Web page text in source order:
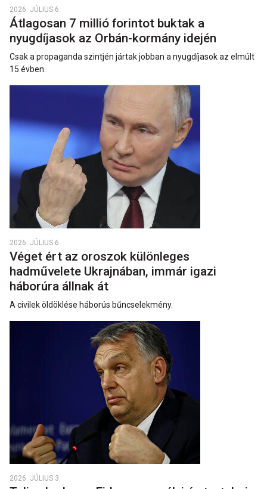
2026. JÚLIUS 6.
Átlagosan 7 millió forintot buktak a
nyugdíjasok az Orbán-kormány idején
Csak a propaganda szintjén jártak jobban a nyugdíjasok az elmúlt
15 évben.
2026. JÚLIUS 6.
Véget ért az oroszok különleges
hadművelete Ukrajnában, immár igazi
háborúra állnak át
A civilek öldöklése háborús bűncselekmény.
2026. JÚLIUS 3.